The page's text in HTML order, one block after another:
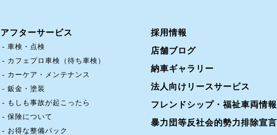
アフターサービス
車検・点検
カフェプロ車検（待ち車検）
カーケア・メンテナンス
鈑金・塗装
もしも事故が起こったら
保険について
お得な整備パック
採用情報
店舗ブログ
納車ギャラリー
法人向けリースサービス
フレンドシップ・福祉車両情報
暴力団等反社会的勢力排除宣言